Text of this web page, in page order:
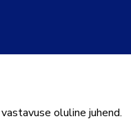
oluline juhend.